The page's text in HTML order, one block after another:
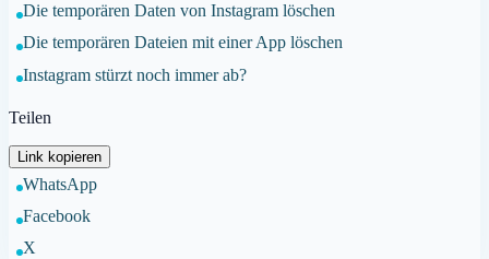
Die temporären Daten von Instagram löschen
Die temporären Dateien mit einer App löschen
Instagram stürzt noch immer ab?
Teilen
Link kopieren
WhatsApp
Facebook
X